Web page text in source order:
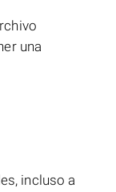
una
incluso a